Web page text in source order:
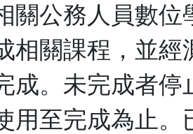
關公務人員數位
相關課程，並經
成。未完成者停
用至完成為止。